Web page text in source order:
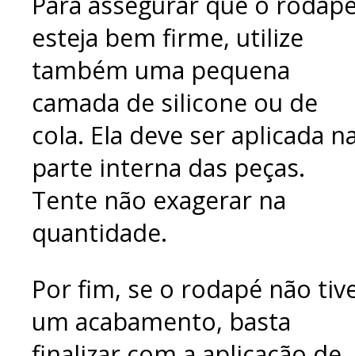
esteja bem firme, utilize
também uma pequena
camada de silicone ou de
cola. Ela deve ser aplicada
parte interna das peças.
Tente não exagerar na
quantidade.
Por fim, se o rodapé não
um acabamento, basta